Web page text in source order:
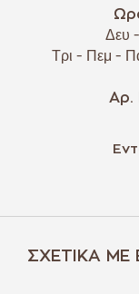
Δευ
Τρι - Πεμ -
Αρ.
ΣΧΕΤΙΚΆ ΜΕ